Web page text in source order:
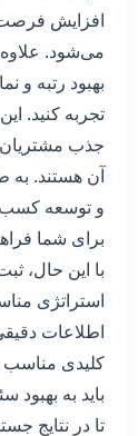
افزایش
می‌شود. علاوه
بهبود رتبه و
تجربه کنید.
جذب مشتریان
آن هستند.
و توسعه کسب
برای شما
با این حال،
استراتژی
اطلاعات
کلیدی مناسب
باید به بهبود
تا در نتایج